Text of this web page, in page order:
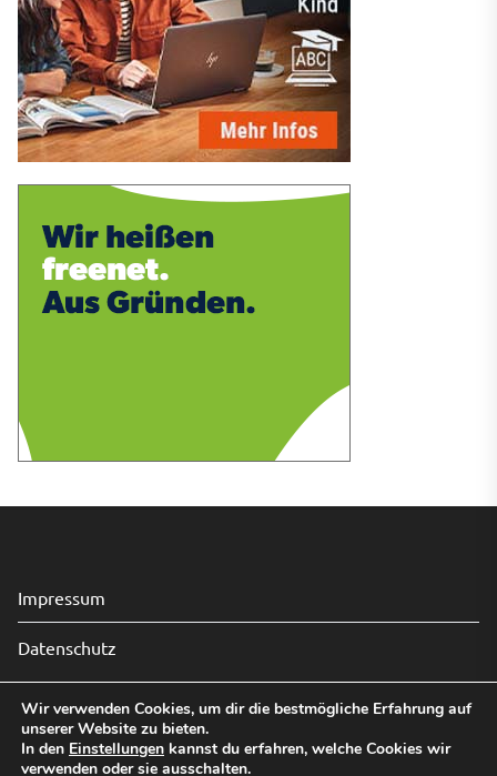
Impressum
Datenschutz
Copyright © 2026Audio Home.
All rights reserved.
Theme: Revista ByThemeinwp.Powered by
Wir verwenden Cookies, um dir die bestmögliche Erfahrung auf
unserer Website zu bieten.
In den Einstellungen kannst du erfahren, welche Cookies wir
verwenden oder sie ausschalten.